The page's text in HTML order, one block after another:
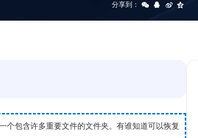
分享到：
个包含许多重要文件的文件夹。有谁知道可以恢复